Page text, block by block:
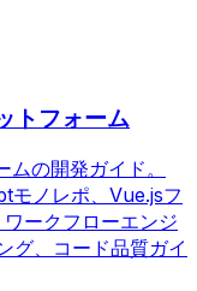
トフォーム
の開発ガイド。
モノレポ、Vue.jsフ
ークフローエンジ
グ、コード品質ガイ